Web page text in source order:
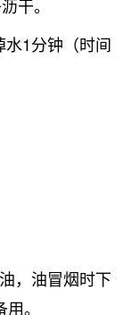
干。
1分钟（时间
，油冒烟时下
。